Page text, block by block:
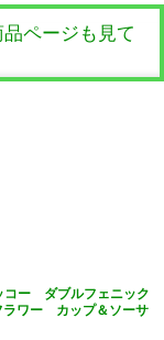
ページも見て
ー ダブルフェニック
ワー カップ＆ソーサ